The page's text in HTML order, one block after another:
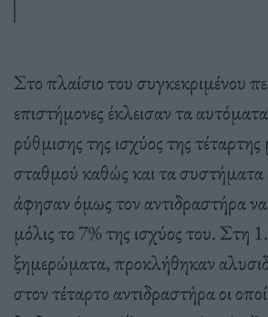
Στο πλαίσιο του συγκεκριμένου
επιστήμονες έκλεισαν τα
ρύθμισης της ισχύος της
σταθμού καθώς και τα συστήματα
άφησαν όμως τον αντιδραστήρα να
μόλις το 7% της ισχύος του. Στη
ξημερώματα, προκλήθηκαν
στον τέταρτο αντιδραστήρα οι